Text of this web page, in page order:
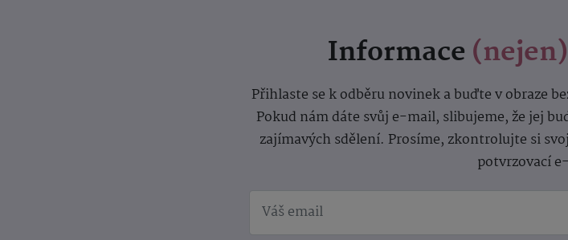
Informace (nejen)
Přihlaste se k odběru novinek a buďte v obraze
Pokud nám dáte svůj e-mail, slibujeme, že jej
zajímavých sdělení. Prosíme, zkontrolujte si
potvrzovací